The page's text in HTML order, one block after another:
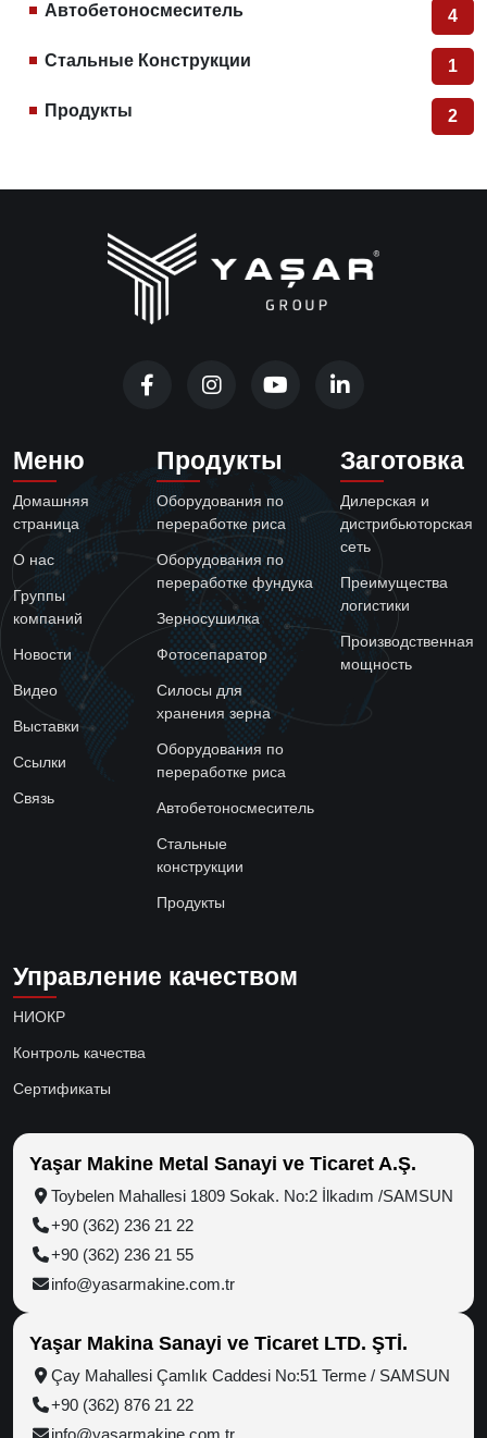
Автобетоносмеситель 4
Стальные Конструкции 1
Продукты 2
Меню
Домашняя
страница
О нас
Группы
компаний
Новости
Видео
Выставки
Ссылки
Связь
Продукты
Оборудования по
переработке риса
Оборудования по
переработке фундука
Зерносушилка
Фотосепаратор
Силосы для
хранения зерна
Оборудования по
переработке риса
Автобетоносмеситель
Стальные
конструкции
Продукты
Заготовка
Дилерская и
дистрибьюторская
сеть
Преимущества
логистики
Производственная
мощность
Управление качеством
НИОКР
Контроль качества
Сертификаты
Yaşar Makine Metal Sanayi ve Ticaret A.Ş.
Toybelen Mahallesi 1809 Sokak. No:2 İlkadım /SAMSUN
+90 (362) 236 21 22
+90 (362) 236 21 55
info@yasarmakine.com.tr
Yaşar Makina Sanayi ve Ticaret LTD. ŞTİ.
Çay Mahallesi Çamlık Caddesi No:51 Terme / SAMSUN
+90 (362) 876 21 22
info@yasarmakine.com.tr